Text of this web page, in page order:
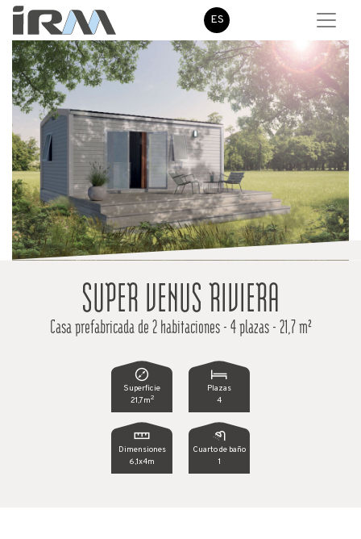
ES
SUPER VENUS RIVIERA
Casa prefabricada de 2 habitaciones - 4 plazas - 21,7 m²
Superficie
21,7m2
Plazas
4
Dimensiones
6,1x4m
Cuarto de baño
1